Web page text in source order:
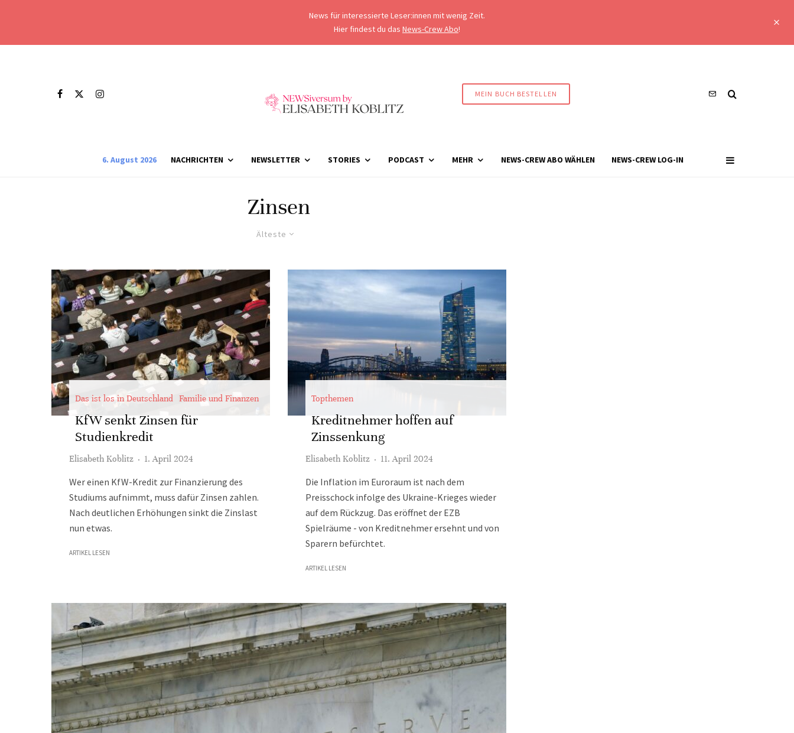
News für interessierte Leser:innen mit wenig Zeit.
Hier findest du das News-Crew Abo!
MEIN BUCH BESTELLEN
6. August 2026 NACHRICHTEN NEWSLETTER STORIES PODCAST MEHR NEWS-CREW ABO WÄHLEN NEWS-CREW LOG-IN
Zinsen
Älteste
Das ist los in Deutschland Familie und Finanzen
KfW senkt Zinsen für
Studienkredit
Elisabeth Koblitz · 1. April 2024
Wer einen KfW-Kredit zur Finanzierung des
Studiums aufnimmt, muss dafür Zinsen zahlen.
Nach deutlichen Erhöhungen sinkt die Zinslast
nun etwas.
ARTIKEL LESEN
Topthemen
Kreditnehmer hoffen auf
Zinssenkung
Elisabeth Koblitz · 11. April 2024
Die Inflation im Euroraum ist nach dem
Preisschock infolge des Ukraine-Krieges wieder
auf dem Rückzug. Das eröffnet der EZB
Spielräume - von Kreditnehmer ersehnt und von
Sparern befürchtet.
ARTIKEL LESEN